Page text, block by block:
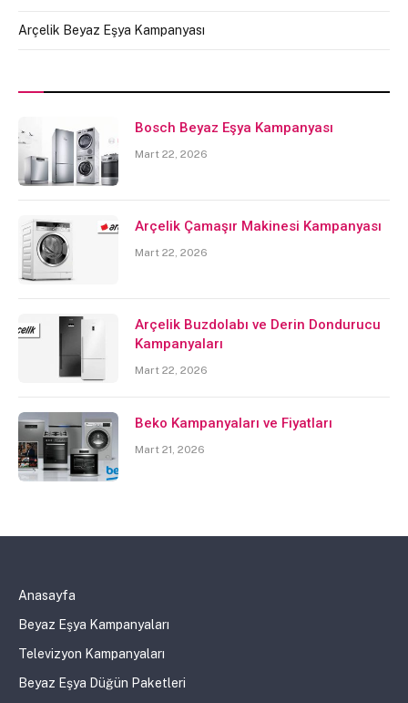
Arçelik Beyaz Eşya Kampanyası
Bosch Beyaz Eşya Kampanyası
Mart 22, 2026
Arçelik Çamaşır Makinesi Kampanyası
Mart 22, 2026
Arçelik Buzdolabı ve Derin Dondurucu
Kampanyaları
Mart 22, 2026
Beko Kampanyaları ve Fiyatları
Mart 21, 2026
Anasayfa
Beyaz Eşya Kampanyaları
Televizyon Kampanyaları
Beyaz Eşya Düğün Paketleri